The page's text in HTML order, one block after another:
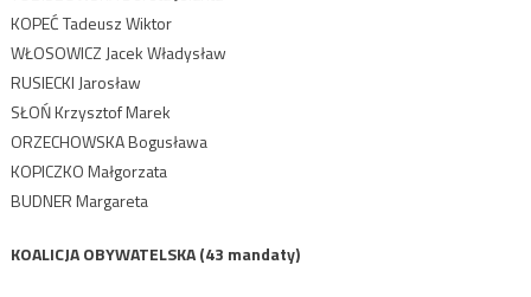
KOPEĆ Tadeusz Wiktor
WŁOSOWICZ Jacek Władysław
RUSIECKI Jarosław
SŁOŃ Krzysztof Marek
ORZECHOWSKA Bogusława
KOPICZKO Małgorzata
BUDNER Margareta
KOALICJA OBYWATELSKA (43 mandaty)